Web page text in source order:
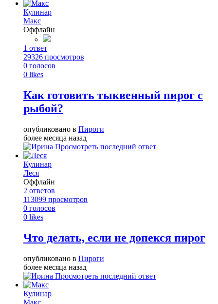
Кулинар
Макс
Оффлайн
1 ответ
29326 просмотров
0 голосов
0 likes
Как готовить тыквенный пирог с
рыбой?
опубликовано в Пироги
более месяца назад
Просмотреть последний ответ
Кулинар
Леся
Оффлайн
2 ответов
113099 просмотров
0 голосов
0 likes
Что делать, если не допекся пирог
опубликовано в Пироги
более месяца назад
Просмотреть последний ответ
Кулинар
Макс